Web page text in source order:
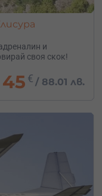
и
своя скок!
45 € /88.01 лв.